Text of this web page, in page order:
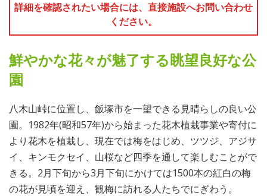
詳細を確認されたい場合には、直接施設へお問い合わせ
ください。
鮮やかな花々が魅了する眺望良好な公
園
八木山峠に位置し、飯塚市を一望できる見晴らしの良い公
園。1982年(昭和57年)から始まった花木植栽事業や寄付に
より花木を植栽し、現在では梅をはじめ、ツツジ、アジサ
イ、キンモクセイ、山桜など四季を通して楽しむことがで
きる。2月下旬から3月下旬にかけては1500本の紅白の梅
の花が見頃を迎え、観梅に訪れる人たちでにぎわう。